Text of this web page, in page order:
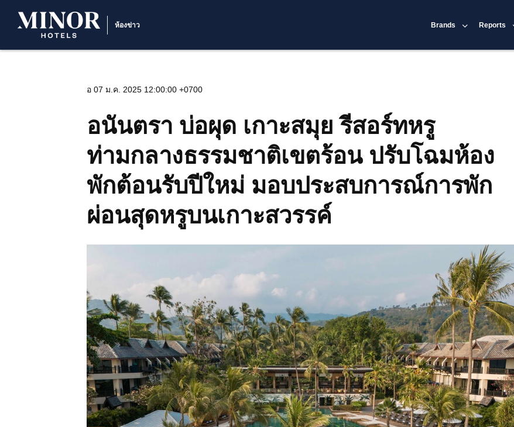
ห้องข่าว Brands Reports
อ 07 ม.ค. 2025 12:00:00 +0700
อนันตรา บ่อผุด เกาะสมุย รีสอร์ทหรู
ท่ามกลางธรรมชาติเขตร้อน ปรับโฉมห้อง
พักต้อนรับปีใหม่ มอบประสบการณ์การพัก
ผ่อนสุดหรูบนเกาะสวรรค์